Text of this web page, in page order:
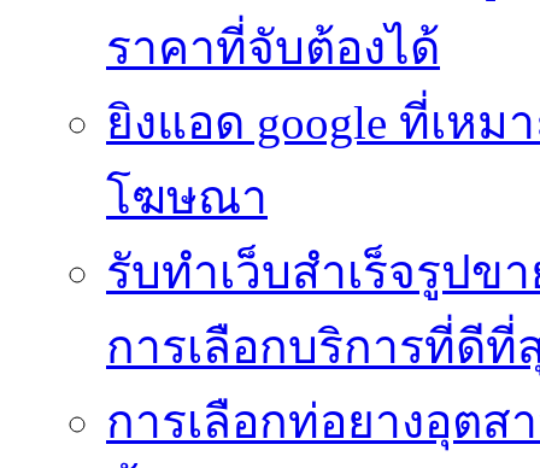
ราคาที่จับต้องได้
ยิงแอด google ที่เห
โฆษณา
รับทำเว็บสำเร็จรูป
การเลือกบริการที่ดีที่
การเลือกท่อยางอุต